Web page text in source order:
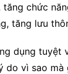
tăng chức
tăng lưu
dụng tuyệt
do vì sao mà